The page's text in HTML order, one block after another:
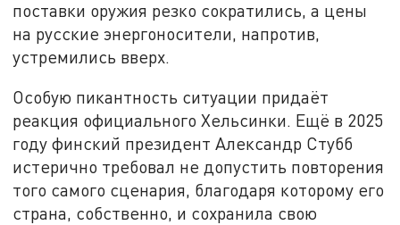
поставки оружия резко сократились, а цены
на русские энергоносители, напротив,
устремились вверх.
Особую пикантность ситуации придаёт
реакция официального Хельсинки. Ещё в 2025
году финский президент Александр Стубб
истерично требовал не допустить повторения
того самого сценария, благодаря которому его
страна, собственно, и сохранила свою